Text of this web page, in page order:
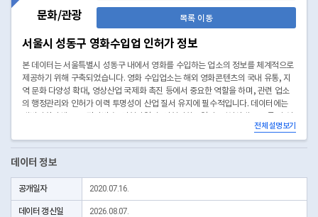
문화/관광 목록 이동
서울시 성동구 영화수입업 인허가 정보
본 데이터는 서울특별시 성동구 내에서 영화를 수입하는 업소의 정보를 체계적으로
제공하기 위해 구축되었습니다. 영화 수입업소는 해외 영화콘텐츠의 국내 유통, 지
역 문화 다양성 확대, 영상산업 국제화 촉진 등에서 중요한 역할을 하며, 관련 업소
의 행정관리와 인허가 이력 투명성이 산업 질서 유지에 필수적입니다. 데이터에는
소의 인허가 내역, 수입업 신고·변경·폐업 등 행정 정보가 포함되어, 업소별 영업현
황과 변동을 명확히 파악할 수 있습니다. 성동구청 등 관할 행정기관이 정기적으로
본 데이터는 영화 수입업체 관리, 해외 영상콘텐츠 도입 정책 수립, 시장 동향 분석,
콘텐츠 무역 통계, 관련 업계 연구 등 다양한 분야에서 효과적으로 활용할 수 있습니
다. 업계 종사자, 정책입안자, 연구자, 시민 등 누구나 객관적이고 실효성 있는 정보
를 제공받을 수 있도록 데이터는 지속적으로 최신화됩니다.
전체 설명보기
데이터 정보
공개일자 2020.07.16.
데이터 갱신일 2026.08.07.